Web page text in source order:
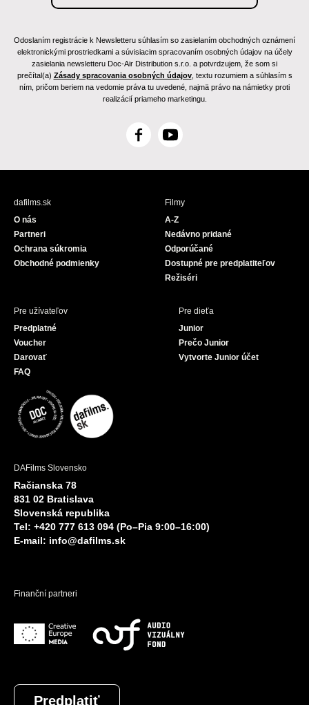
Odoslaním registrácie k Newsletteru súhlasím so zasielaním obchodných oznámení
elektronickými prostriedkami a súvisiacim spracovaním osobných údajov na účely
zasielania newsletteru Doc-Air Distribution s.r.o. a potvrdzujem, že som si
prečítal(a) Zásady spracovania osobných údajov, textu rozumiem a súhlasím s
ním, pričom beriem na vedomie práva tu uvedené, najmä právo na námietky proti
realizácií priameho marketingu.
F
c
Y
u
e
dafilms.sk
O nás
Partneri
Ochrana súkromia
Obchodné podmienky
Filmy
A-Z
Nedávno pridané
Odporúčané
Dostupné pre predplatiteľov
Režiséri
Pre užívateľov
Predplatné
Voucher
Darovať
FAQ
Pre dieťa
Junior
Prečo Junior
Vytvorte Junior účet
DAFilms Slovensko
Račianska 78
831 02 Bratislava
Slovenská republika
Tel: +420 777 613 094 (Po–Pia 9:00–16:00)
E-mail: info@dafilms.sk
Finanční partneri
Predplatiť